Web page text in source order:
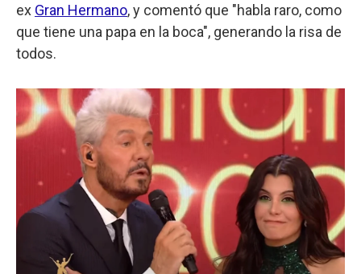
ex Gran Hermano, y comentó que "habla raro, como
que tiene una papa en la boca", generando la risa de
todos.